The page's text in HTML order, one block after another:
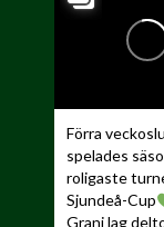
Förra
spelades
roligaste
Sjundeå-Cup
Grani lag